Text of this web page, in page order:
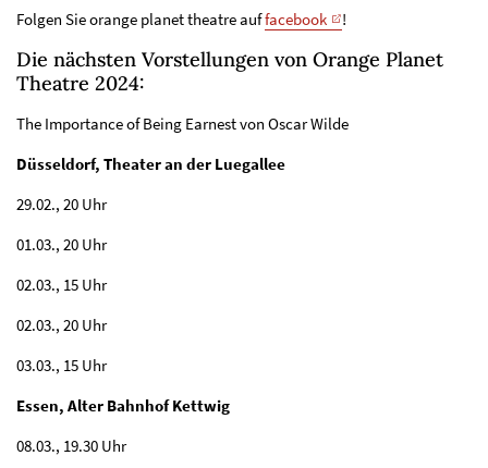
Folgen Sie orange planet theatre auffacebook !
Die nächsten Vorstellungen von Orange Planet
Theatre 2024:
The Importance of Being Earnest von Oscar Wilde
Düsseldorf, Theater an der Luegallee
29.02., 20 Uhr
01.03., 20 Uhr
02.03., 15 Uhr
02.03., 20 Uhr
03.03., 15 Uhr
Essen, Alter Bahnhof Kettwig
08.03., 19.30 Uhr